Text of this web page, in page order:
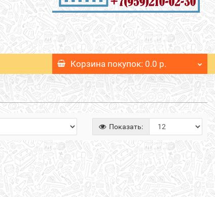
Корзина покупок: 0.0 р.
Показать: